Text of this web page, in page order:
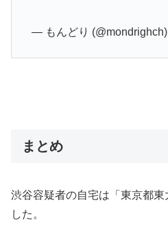
— もんどり (@mondrighch)
まとめ
渋谷容疑者の自宅は「東京都東
した。